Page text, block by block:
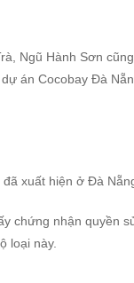
Ngũ Hành Sơn
án Cocobay Đà
xuất hiện ở Đà
chứng nhận quyền
loại này.